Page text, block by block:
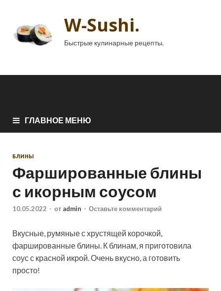
W-Sushi.
Быстрые кулинарные рецепты.
ГЛАВНОЕ МЕНЮ
БЛИНЫ
Фаршированные блины
с икорным соусом
10.05.2022 - от admin - Оставьте комментарий
Вкусные, румяные с хрустящей корочкой,
фаршированные блины. К блинам, я приготовила
соус с красной икрой. Очень вкусно, а готовить
просто!